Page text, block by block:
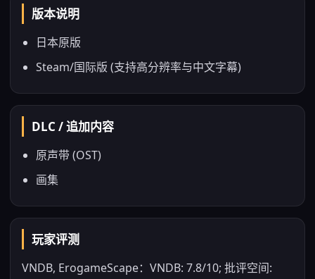
版本说明
日本原版
Steam/国际版 (支持高分辨率与中文字幕)
DLC / 追加内容
原声带 (OST)
画集
玩家评测
VNDB, ErogameScape：VNDB: 7.8/10; 批评空间: